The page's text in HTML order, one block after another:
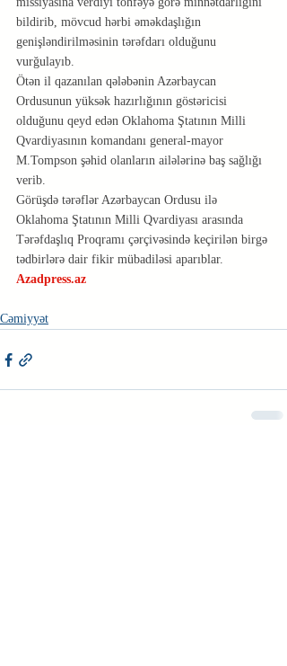
bildirib, mövcud hərbi əməkdaşlığın
genişləndirilməsinin tərəfdarı olduğunu
vurğulayıb.
Ötən il qazanılan qələbənin Azərbaycan
Ordusunun yüksək hazırlığının göstəricisi
olduğunu qeyd edən Oklahoma Ştatının Milli
Qvardiyasının komandanı general-mayor
M.Tompson şəhid olanların ailələrinə baş sağlığı
verib.
Görüşdə tərəflər Azərbaycan Ordusu ilə
Oklahoma Ştatının Milli Qvardiyası arasında
Tərəfdaşlıq Proqramı çərçivəsində keçirilən birgə
tədbirlərə dair fikir mübadiləsi aparıblar.
Azadpress.az
Cəmiyyət